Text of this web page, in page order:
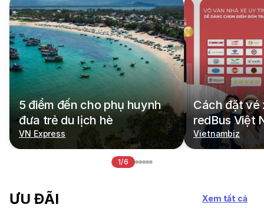
5 điểm đến cho phụ huynh
đưa trẻ du lịch hè
VN Express
Cách đặt vé
redBus Việt
Vietnambiz
1/6
ƯU ĐÃI Xem tất cả